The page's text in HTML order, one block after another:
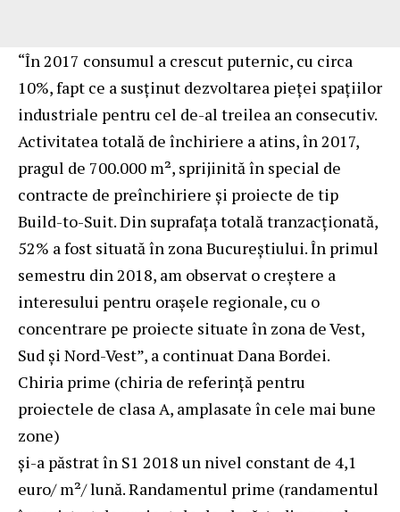
“În 2017 consumul a crescut puternic, cu circa
10%, fapt ce a susținut dezvoltarea pieței spațiilor
industriale pentru cel de-al treilea an consecutiv.
Activitatea totală de închiriere a atins, în 2017,
pragul de 700.000 m², sprijinită în special de
contracte de preînchiriere și proiecte de tip
Build-to-Suit. Din suprafața totală tranzacționată,
52% a fost situată în zona Bucureștiului. În primul
semestru din 2018, am observat o creștere a
interesului pentru orașele regionale, cu o
concentrare pe proiecte situate în zona de Vest,
Sud și Nord-Vest”, a continuat Dana Bordei.
Chiria prime (chiria de referință pentru
proiectele de clasa A, amplasate în cele mai bune
zone)
și-a păstrat în S1 2018 un nivel constant de 4,1
euro/ m²/ lună. Randamentul prime (randamentul